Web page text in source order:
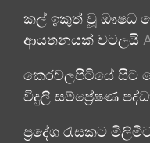
කල් ඉකුත් වූ ඖෂධ
ආයතනයක් වටලයි
කෙරවලපිටියේ සිට
විදුලි සම්ප්‍රේෂණ
ප්‍රදේශ රැසකට